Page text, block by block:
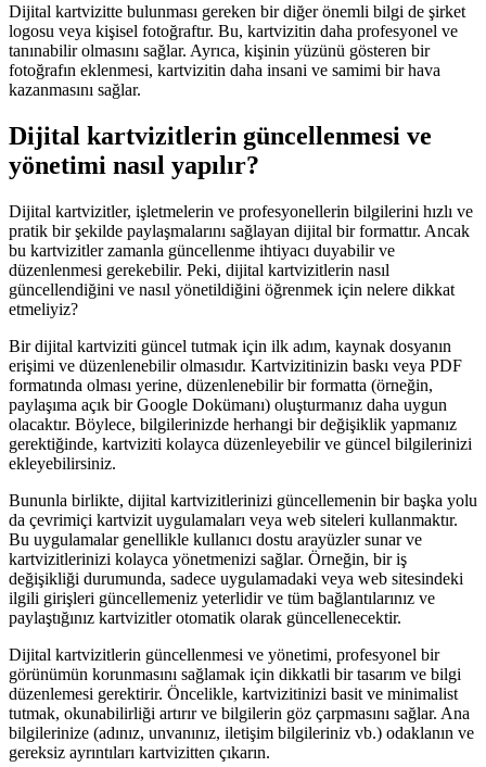
Dijital kartvizitte bulunması gereken bir diğer önemli bilgi de şirket
logosu veya kişisel fotoğraftır. Bu, kartvizitin daha profesyonel ve
tanınabilir olmasını sağlar. Ayrıca, kişinin yüzünü gösteren bir
fotoğrafın eklenmesi, kartvizitin daha insani ve samimi bir hava
kazanmasını sağlar.
Dijital kartvizitlerin güncellenmesi ve
yönetimi nasıl yapılır?
Dijital kartvizitler, işletmelerin ve profesyonellerin bilgilerini hızlı ve
pratik bir şekilde paylaşmalarını sağlayan dijital bir formattır. Ancak
bu kartvizitler zamanla güncellenme ihtiyacı duyabilir ve
düzenlenmesi gerekebilir. Peki, dijital kartvizitlerin nasıl
güncellendiğini ve nasıl yönetildiğini öğrenmek için nelere dikkat
etmeliyiz?
Bir dijital kartviziti güncel tutmak için ilk adım, kaynak dosyanın
erişimi ve düzenlenebilir olmasıdır. Kartvizitinizin baskı veya PDF
formatında olması yerine, düzenlenebilir bir formatta (örneğin,
paylaşıma açık bir Google Dokümanı) oluşturmanız daha uygun
olacaktır. Böylece, bilgilerinizde herhangi bir değişiklik yapmanız
gerektiğinde, kartviziti kolayca düzenleyebilir ve güncel bilgilerinizi
ekleyebilirsiniz.
Bununla birlikte, dijital kartvizitlerinizi güncellemenin bir başka yolu
da çevrimiçi kartvizit uygulamaları veya web siteleri kullanmaktır.
Bu uygulamalar genellikle kullanıcı dostu arayüzler sunar ve
kartvizitlerinizi kolayca yönetmenizi sağlar. Örneğin, bir iş
değişikliği durumunda, sadece uygulamadaki veya web sitesindeki
ilgili girişleri güncellemeniz yeterlidir ve tüm bağlantılarınız ve
paylaştığınız kartvizitler otomatik olarak güncellenecektir.
Dijital kartvizitlerin güncellenmesi ve yönetimi, profesyonel bir
görünümün korunmasını sağlamak için dikkatli bir tasarım ve bilgi
düzenlemesi gerektirir. Öncelikle, kartvizitinizi basit ve minimalist
tutmak, okunabilirliği artırır ve bilgilerin göz çarpmasını sağlar. Ana
bilgilerinize (adınız, unvanınız, iletişim bilgileriniz vb.) odaklanın ve
gereksiz ayrıntıları kartvizitten çıkarın.